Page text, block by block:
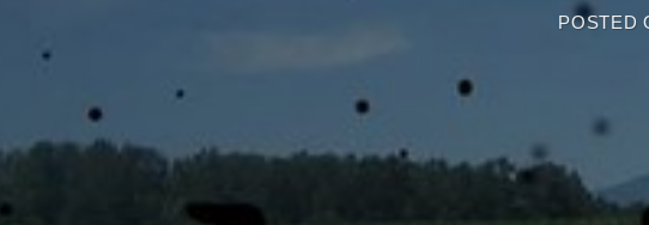
POSTED